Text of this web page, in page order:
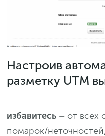
Настроив
разметку UTM
избавитесь – от всех
помарок/